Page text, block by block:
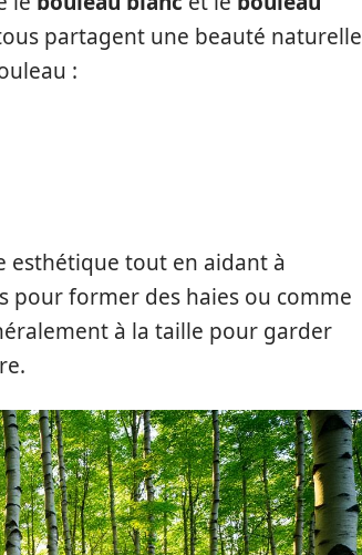
partagent une beauté naturelle
:
esthétique tout en aidant à
pour former des haies ou comme
à la taille pour garder